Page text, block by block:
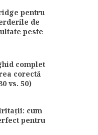
pentru
de
peste
complet
corectă
vs. 50)
cum
pentru